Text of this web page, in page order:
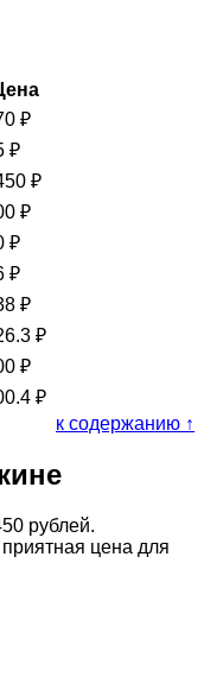
₽
₽
₽
₽
₽
₽
₽
₽
₽
₽
к содержанию ↑
рублей.
цена для